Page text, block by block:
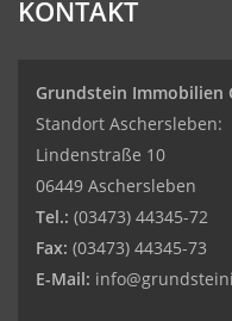
KONTAKT
Grundstein Immobilien
Standort Aschersleben:
Lindenstraße 10
06449 Aschersleben
Tel.: (03473) 44345-72
Fax: (03473) 44345-73
E-Mail: